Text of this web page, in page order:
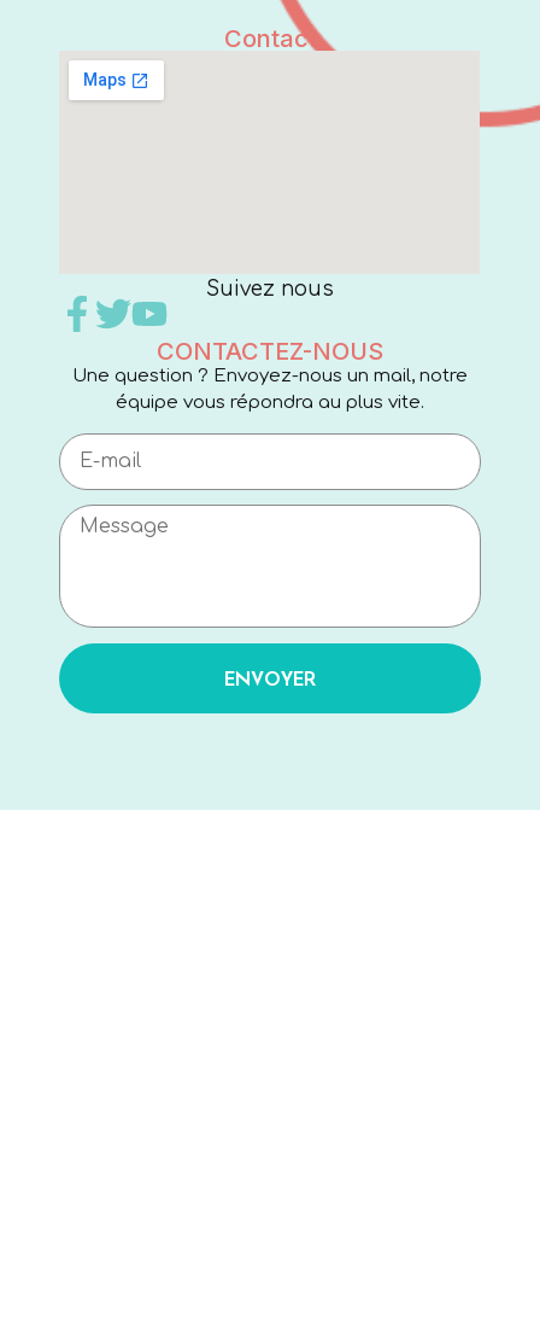
Contact
Suivez nous
CONTACTEZ-NOUS
Une question ? Envoyez-nous un mail, notre
équipe vous répondra au plus vite.
ENVOYER